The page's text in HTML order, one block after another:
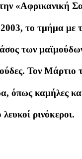
«Αφρικανική
το τμήμα με
των
Τον
όπως καμήλες
ρινόκεροι.